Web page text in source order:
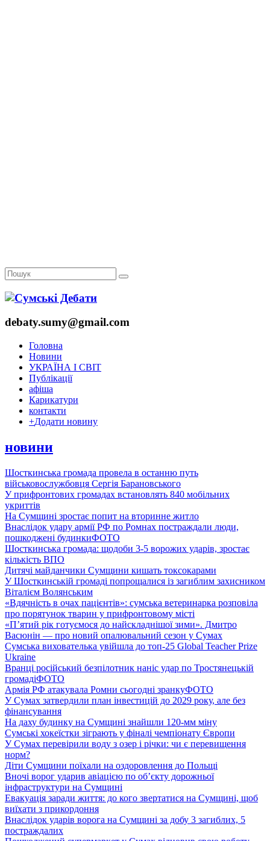
debaty.sumy@gmail.com
Головна
Новини
УКРАЇНА І СВІТ
Публікації
афіша
Карикатури
контакти
+Додати новину
новини
Шосткинська громада провела в останню путь
військовослужбовця Сергія Барановського
У прифронтових громадах встановлять 840 мобільних
укриттів
На Сумщині зростає попит на вторинне житло
Внаслідок удару армії РФ по Ромнах постраждали люди,
пошкоджені будинкиФОТО
Шосткинська громада: щодоби 3-5 ворожих ударів, зростає
кількість ВПО
Дитячі майданчики Сумщини кишать токсокарами
У Шосткинській громаді попрощалися із загиблим захисником
Віталієм Волянським
«Вдячність в очах пацієнтів»: сумська ветеринарка розповіла
про порятунок тварин у прифронтовому місті
«П’ятий рік готуємося до найскладнішої зими». Дмитро
Васюнін — про новий опалювальний сезон у Сумах
Сумська вихователька увійшла до топ-25 Global Teacher Prize
Ukraine
Вранці російський безпілотник наніс удар по Тростянецькій
громадіФОТО
Армія РФ атакувала Ромни сьогодні зранкуФОТО
У Сумах затвердили план інвестицій до 2029 року, але без
фінансування
На даху будинку на Сумщині знайшли 120-мм міну
Сумські хокеїстки зіграють у фіналі чемпіонату Європи
У Сумах перевірили воду з озер і річки: чи є перевищення
норм?
Діти Сумщини поїхали на оздоровлення до Польщі
Вночі ворог ударив авіацією по обʼєкту дорожньої
інфраструктури на Сумщині
Евакуація заради життя: до кого звертатися на Сумщині, щоб
виїхати з прикордоння
Внаслідок ударів ворога на Сумщині за добу 3 загиблих, 5
постраждалих